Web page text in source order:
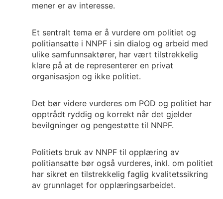
mener er av interesse.
Et sentralt tema er å vurdere om politiet og
politiansatte i NNPF i sin dialog og arbeid med
ulike samfunnsaktører, har vært tilstrekkelig
klare på at de representerer en privat
organisasjon og ikke politiet.
Det bør videre vurderes om POD og politiet har
opptrådt ryddig og korrekt når det gjelder
bevilgninger og pengestøtte til NNPF.
Politiets bruk av NNPF til opplæring av
politiansatte bør også vurderes, inkl. om politiet
har sikret en tilstrekkelig faglig kvalitetssikring
av grunnlaget for opplæringsarbeidet.